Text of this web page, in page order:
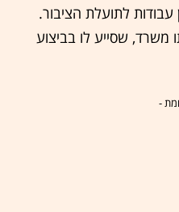
שקל וכן עבודות לתועלת הציבור.
שסייע לו בביצוע
-